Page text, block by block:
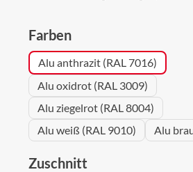
Farbenauswählen
Alu anthrazit (RAL 7016)
Alu oxidrot (RAL 3009)
Alu ziegelrot (RAL 8004)
Alu weiß (RAL 9010)
Alu
Zuschnitt